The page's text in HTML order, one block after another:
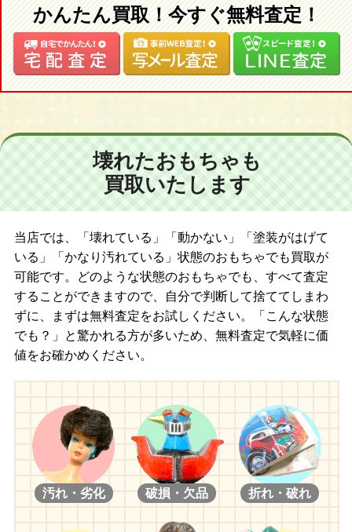
【２００４年】
ネオブライス CWC限定 リルハートブライス/ネオブライス CWC限
定 ミトン バイブライス/ネオブライス グルーヴィーグルーヴ/ネオ
ブライス サムディマルシェ/ネオブライス マドモアゼルローズバ
モノコムサ/ネオブライス フレンチトレンチ/ネオブライス ラウン
ジングラブリー/ネオブライス CWC限定 ハッピーエブリデイ/ネオ
ブライス アイラブユーイッツトゥルー/ネオブライス サンデーズ
ベリーベスト/ネオブライス シルバースノー/ネオブライス ベルベ
【２００５年】
ネオブライス ホワイトマジックナイト/ネオブライス ホワイトマ
ジックアフタヌーン/ネオブライス CWC限定 ホワイトマジックモ
ーニング/ネオブライス CWC限定 ランデヴーシュシュ/ネオブライ
ス アジアンバタフライ アンコール/ネオブライス サムディマルシ
ェ アンコール/ネオブライス CWC限定 トミーフェブラリーブライ
ス/ネオブライス CWC限定 シネマプリンセス/ネオブライス グッド
ネイバーカフェ/ネオブライス CWC限定 ロキシーベイビー/ネオブ
ライス キャンディカーニバル/ネオブライス ヴイスマッシュ/ネオ
ブライス CWC限定 マーガレットミーツレディーバグ/ネオブライ
ス インスパイアードバイ ピナフォーレパープル/ネオブライス ト
イザらス限定 ツイードリードゥー
【２００６年】
ネオブライス トイザらス限定 イチゴヘブン/ネオブライス CWC
限定 ユキノナミダヒメ/ネオブライス スターダンサー/ネオブラ
かんたん買取！今すぐ無料査定！
壊れたおもちゃも
買取いたします
当店では、「壊れている」「動かない」「塗装がはげて
いる」「かなり汚れている」状態のおもちゃでも買取が
可能です。どのような状態のおもちゃでも、すべて査定
することができますので、自分で判断して捨ててしまわ
ずに、まずは無料査定をお試しください。「こんな状態
でも？」と驚かれる方が多いため、無料査定で気軽に価
値をお確かめください。
汚れ・劣化 破損・欠品 折れ・破れ